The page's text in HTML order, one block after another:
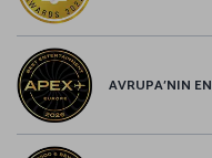
AVRUPA’NIN